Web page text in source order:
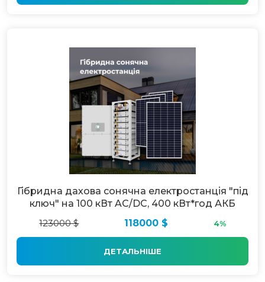
Гібридна дахова сонячна електростанція "під
ключ" на 100 кВт AC/DC, 400 кВт*год АКБ
123000 $
118000 $ 4%
ДЕТАЛЬНІШЕ